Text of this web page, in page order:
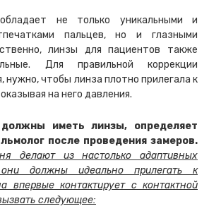
не только уникальными и
пальцев, но и глазными
линзы для пациентов также
Для правильной коррекции
нужно, чтобы линза плотно прилегала к
на него давления.
иметь линзы, определяет
после проведения замеров.
делают из настолько адаптивных
должны идеально прилегать к
впервые контактирует с контактной
следующее: